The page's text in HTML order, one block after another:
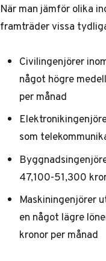
När man jämför olika
framträder vissa
Civilingenjörer
något högre
per månad
som
47,100-51,300
Maskiningenjörer
en något lägre
kronor per månad